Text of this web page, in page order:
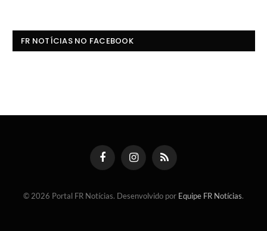
FR NOTÍCIAS NO FACEBOOK
FacebookInstagramRSS
© 2026 Portal FR Notícias. Desenvolvido por Equipe FR Notícias.